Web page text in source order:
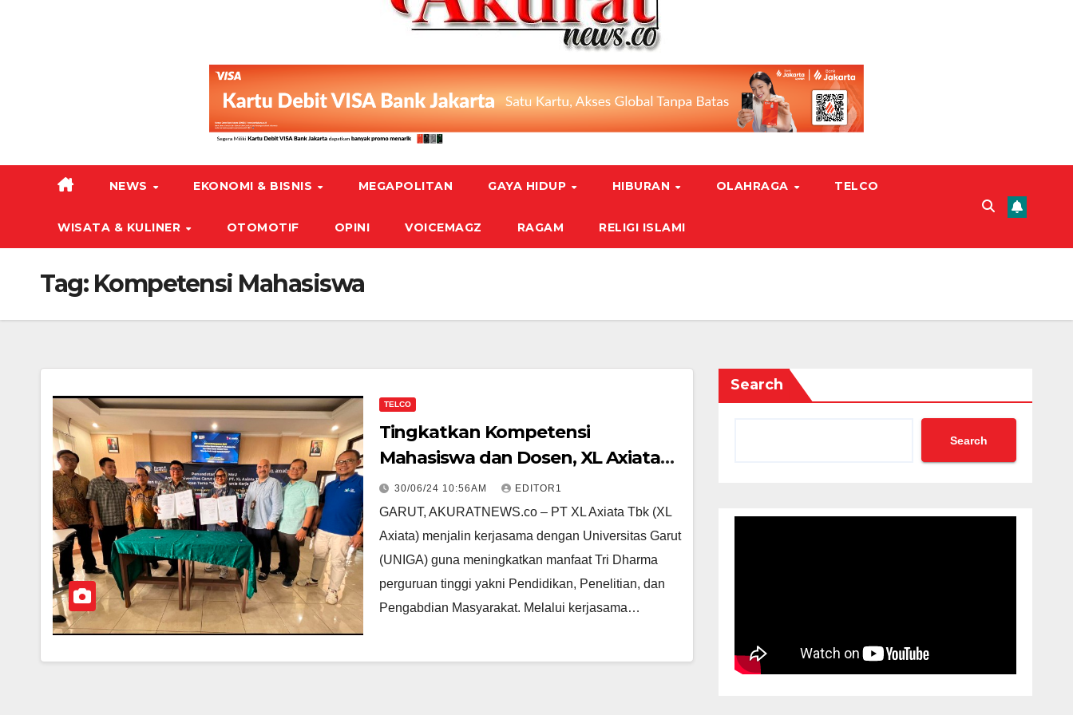
NEWS EKONOMI & BISNIS MEGAPOLITAN GAYA HIDUP HIBURAN OLAHRAGA TELCO
WISATA & KULINER OTOMOTIF OPINI VOICEMAGZ RAGAM RELIGI ISLAMI
Tag: Kompetensi Mahasiswa
TELCO
Tingkatkan Kompetensi
Mahasiswa dan Dosen, XL Axiata
dan Universitas Garut Jalin
Kerjasama Pemanfaatan
Teknologi
30/06/24 10:56AM EDITOR1
GARUT, AKURATNEWS.co – PT XL Axiata Tbk (XL
Axiata) menjalin kerjasama dengan Universitas Garut
(UNIGA) guna meningkatkan manfaat Tri Dharma
perguruan tinggi yakni Pendidikan, Penelitian, dan
Pengabdian Masyarakat. Melalui kerjasama…
Search
Search